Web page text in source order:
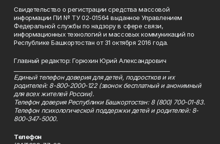
Свидетельство о регистрации средства массовой
информации ПИ № ТУ 02-01564 выданное Управлением
Федеральной службы по надзору в сфере связи,
информационных технологий и массовых коммуникаций по
Республике Башкортостан от 31 октября 2016 года.
Главный редактор: Горюхин Юрий Александрович
Единый телефон доверия для детей, подростков и их
родителей: 8-800-2000-122 (звонок бесплатный и анонимный
для всех жителей России).
Телефон доверия Республики Башкортостан: 8 (800) 700-01-83.
Телефон психологической поддержки детей и родителей: 8-
800-347-5000.
Телефон